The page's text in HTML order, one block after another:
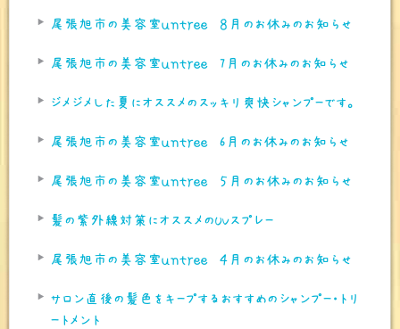
尾張旭市の美容室ｕｎｔｒｅｅ ８月のお休みのお知らせ
尾張旭市の美容室ｕｎｔｒｅｅ 7月のお休みのお知らせ
ジメジメした夏にオススメのスッキリ爽快シャンプーです。
尾張旭市の美容室ｕｎｔｒｅｅ 6月のお休みのお知らせ
尾張旭市の美容室ｕｎｔｒｅｅ ５月のお休みのお知らせ
髪の紫外線対策にオススメのUVスプレー
尾張旭市の美容室ｕｎｔｒｅｅ ４月のお休みのお知らせ
サロン直後の髪色をキープするおすすめのシャンプー・トリ
ートメント